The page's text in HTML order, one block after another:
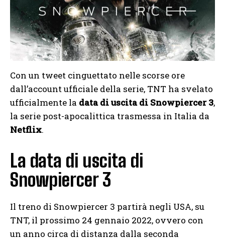
Con un tweet cinguettato nelle scorse ore
dall’account ufficiale della serie, TNT ha svelato
ufficialmente la data di uscita di Snowpiercer 3,
la serie post-apocalittica trasmessa in Italia da
Netflix.
La data di uscita di
Snowpiercer 3
Il treno di Snowpiercer 3 partirà negli USA, su
TNT, il prossimo 24 gennaio 2022, ovvero con
un anno circa di distanza dalla seconda